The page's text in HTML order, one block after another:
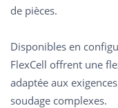
de pièces.
Disponibles en
FlexCell offrent une
adaptée aux
soudage complexes.